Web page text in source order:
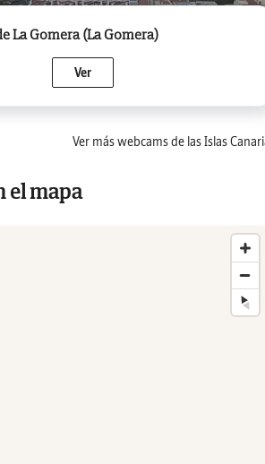
La Gomera (La Gomera)
Ver
Ver más webcams de las Islas
el mapa